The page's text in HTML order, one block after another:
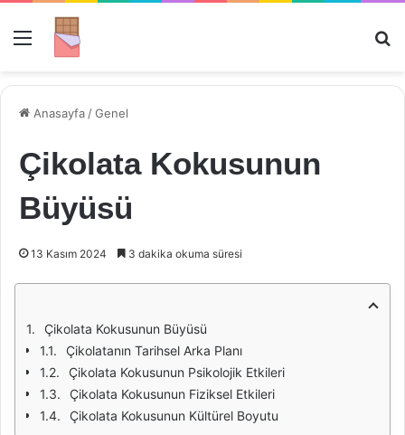
Menü
Anasayfa /Genel
Çikolata Kokusunun
Büyüsü
13 Kasım 2024 3 dakika okuma süresi
Çikolata Kokusunun Büyüsü
Çikolatanın Tarihsel Arka Planı
Çikolata Kokusunun Psikolojik Etkileri
Çikolata Kokusunun Fiziksel Etkileri
Çikolata Kokusunun Kültürel Boyutu